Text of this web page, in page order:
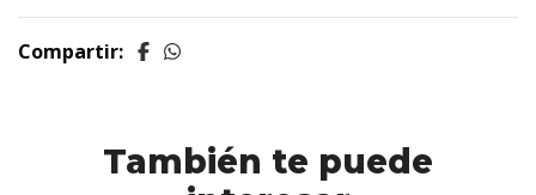
Compartir:
También te puede